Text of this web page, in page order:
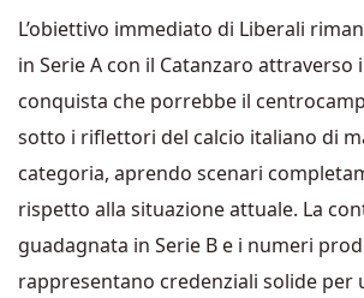
L’obiettivo immediato di Liberali
in Serie A con il Catanzaro attraverso
conquista che porrebbe il
sotto i riflettori del calcio italiano di
categoria, aprendo scenari
rispetto alla situazione attuale. La
guadagnata in Serie B e i numeri
rappresentano credenziali solide per